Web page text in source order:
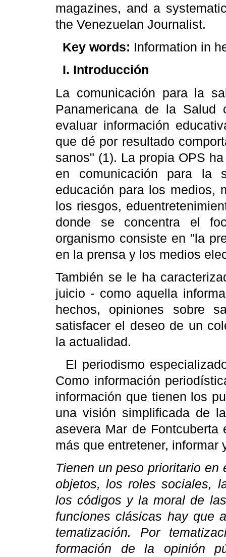
magazines, and a
the Venezuelan Journalist.
Key words: Information in
I. Introducción
La comunicación para la
Panamericana de la Salud
evaluar información
que dé por resultado
sanos" (1). La propia OPS
en comunicación para la
educación para los medios,
los riesgos,
donde se concentra el
organismo consiste en "la
en la prensa y los medios
También se le ha
juicio - como aquella
hechos, opiniones sobre
satisfacer el deseo de un
la actualidad.
El periodismo
Como información
información que tienen los
una visión simplificada de
asevera Mar de
más que entretener, informar
Tienen un peso prioritario
objetos, los roles sociales,
los códigos y la moral de
funciones clásicas hay que
tematización. Por
formación de la opinión